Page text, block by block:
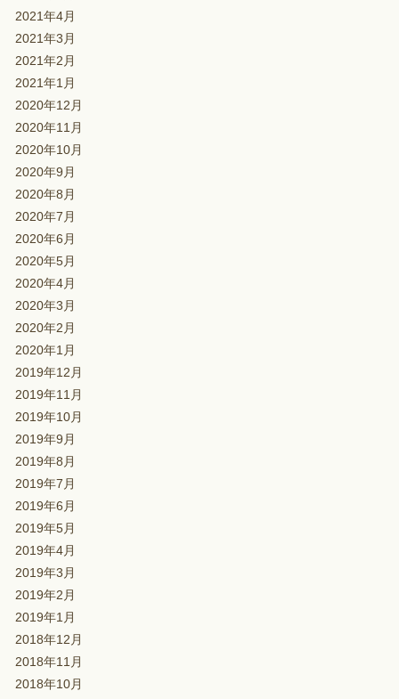
2021年4月
2021年3月
2021年2月
2021年1月
2020年12月
2020年11月
2020年10月
2020年9月
2020年8月
2020年7月
2020年6月
2020年5月
2020年4月
2020年3月
2020年2月
2020年1月
2019年12月
2019年11月
2019年10月
2019年9月
2019年8月
2019年7月
2019年6月
2019年5月
2019年4月
2019年3月
2019年2月
2019年1月
2018年12月
2018年11月
2018年10月